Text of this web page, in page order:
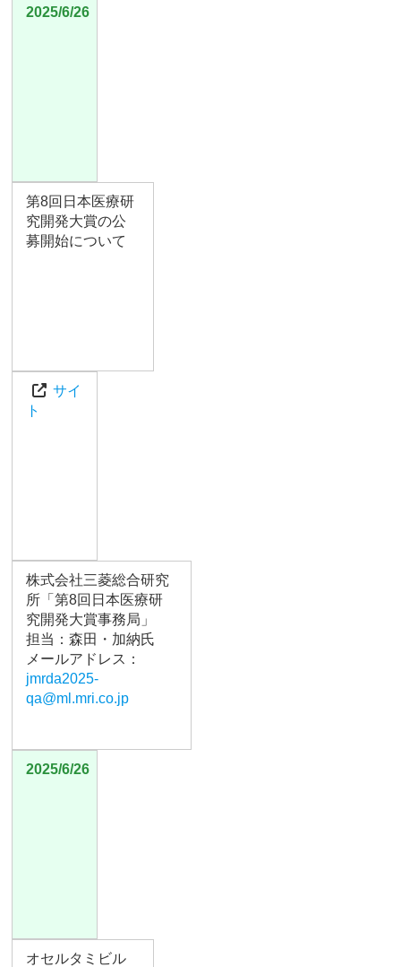
2025/6/26
第8回日本医療研
究開発大賞の公
募開始について
サイ
ト
株式会社三菱総合研究
所「第8回日本医療研
究開発大賞事務局」
担当：森田・加納氏
メールアドレス：
jmrda2025-
qa@ml.mri.co.jp
2025/6/26
オセルタミビル